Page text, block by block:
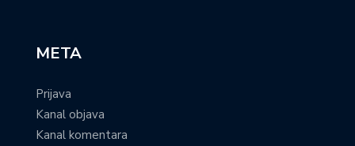
META
Prijava
Kanal objava
Kanal komentara